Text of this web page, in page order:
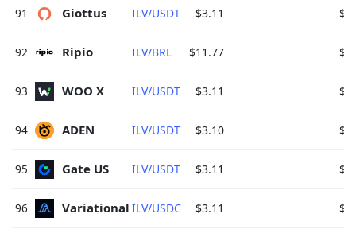
91 Giottus ILV/USDT $3.11 $0
92 Ripio ILV/BRL $11.77 $0
93 WOO X ILV/USDT $3.11 $0
94 ADEN ILV/USDT $3.10 $0
95 Gate US ILV/USDT $3.11 $0
96 Variational ILV/USDC $3.11 $0